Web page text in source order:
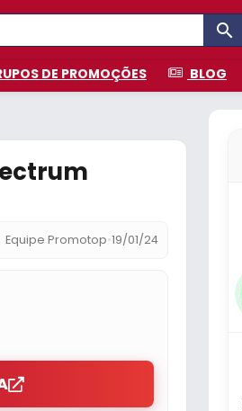
DE PROMOÇÕES BLOG
Equipe Promotop•19/01/24